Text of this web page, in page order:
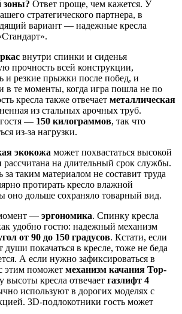
зоны? Ответ проще, чем кажется. У
стратегического партнера, в
вариант — надежные кресла
внутри спинки и сиденья
прочность всей конструкции,
и резкие прыжки после побед, и
те моменты, когда игра пошла не по
кресла также отвечает металлическая
из стальных арочных труб.
— 150 килограммов, так что
из-за нагрузки.
экокожа может похвастаться высокой
рассчитана на длительный срок службы.
таким материалом не составит труда
протирать кресло влажной
оно дольше сохраняло товарный вид.
— эргономика. Спинку кресла
удобно гостю: надежный механизм
от 90 до 150 градусов. Кстати, если
души покачаться в кресле, тоже не беда
А если нужно зафиксироваться в
этим поможет механизм качания Top-
высоты кресла отвечает газлифт 4
используют в дорогих моделях с
3D-подлокотники гость может